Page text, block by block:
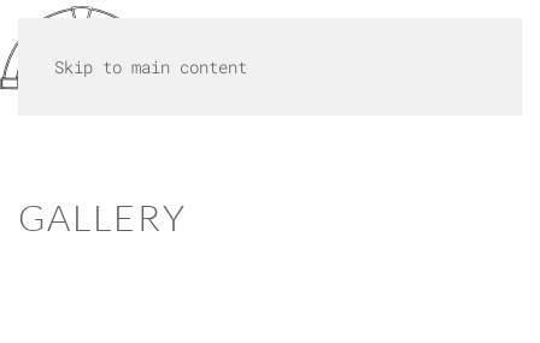
Skip to main content
GALLERY